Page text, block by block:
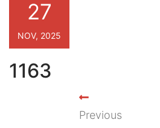
1163
27
NOV, 2025
Previous